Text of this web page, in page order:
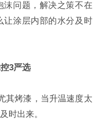
问题，解决之策不在
让涂层内部的水分及时
3严选
烤漆，当升温速度太
时出来。